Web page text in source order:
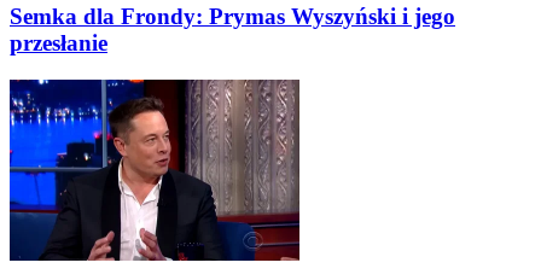
Semka dla Frondy: Prymas Wyszyński i jego
przesłanie